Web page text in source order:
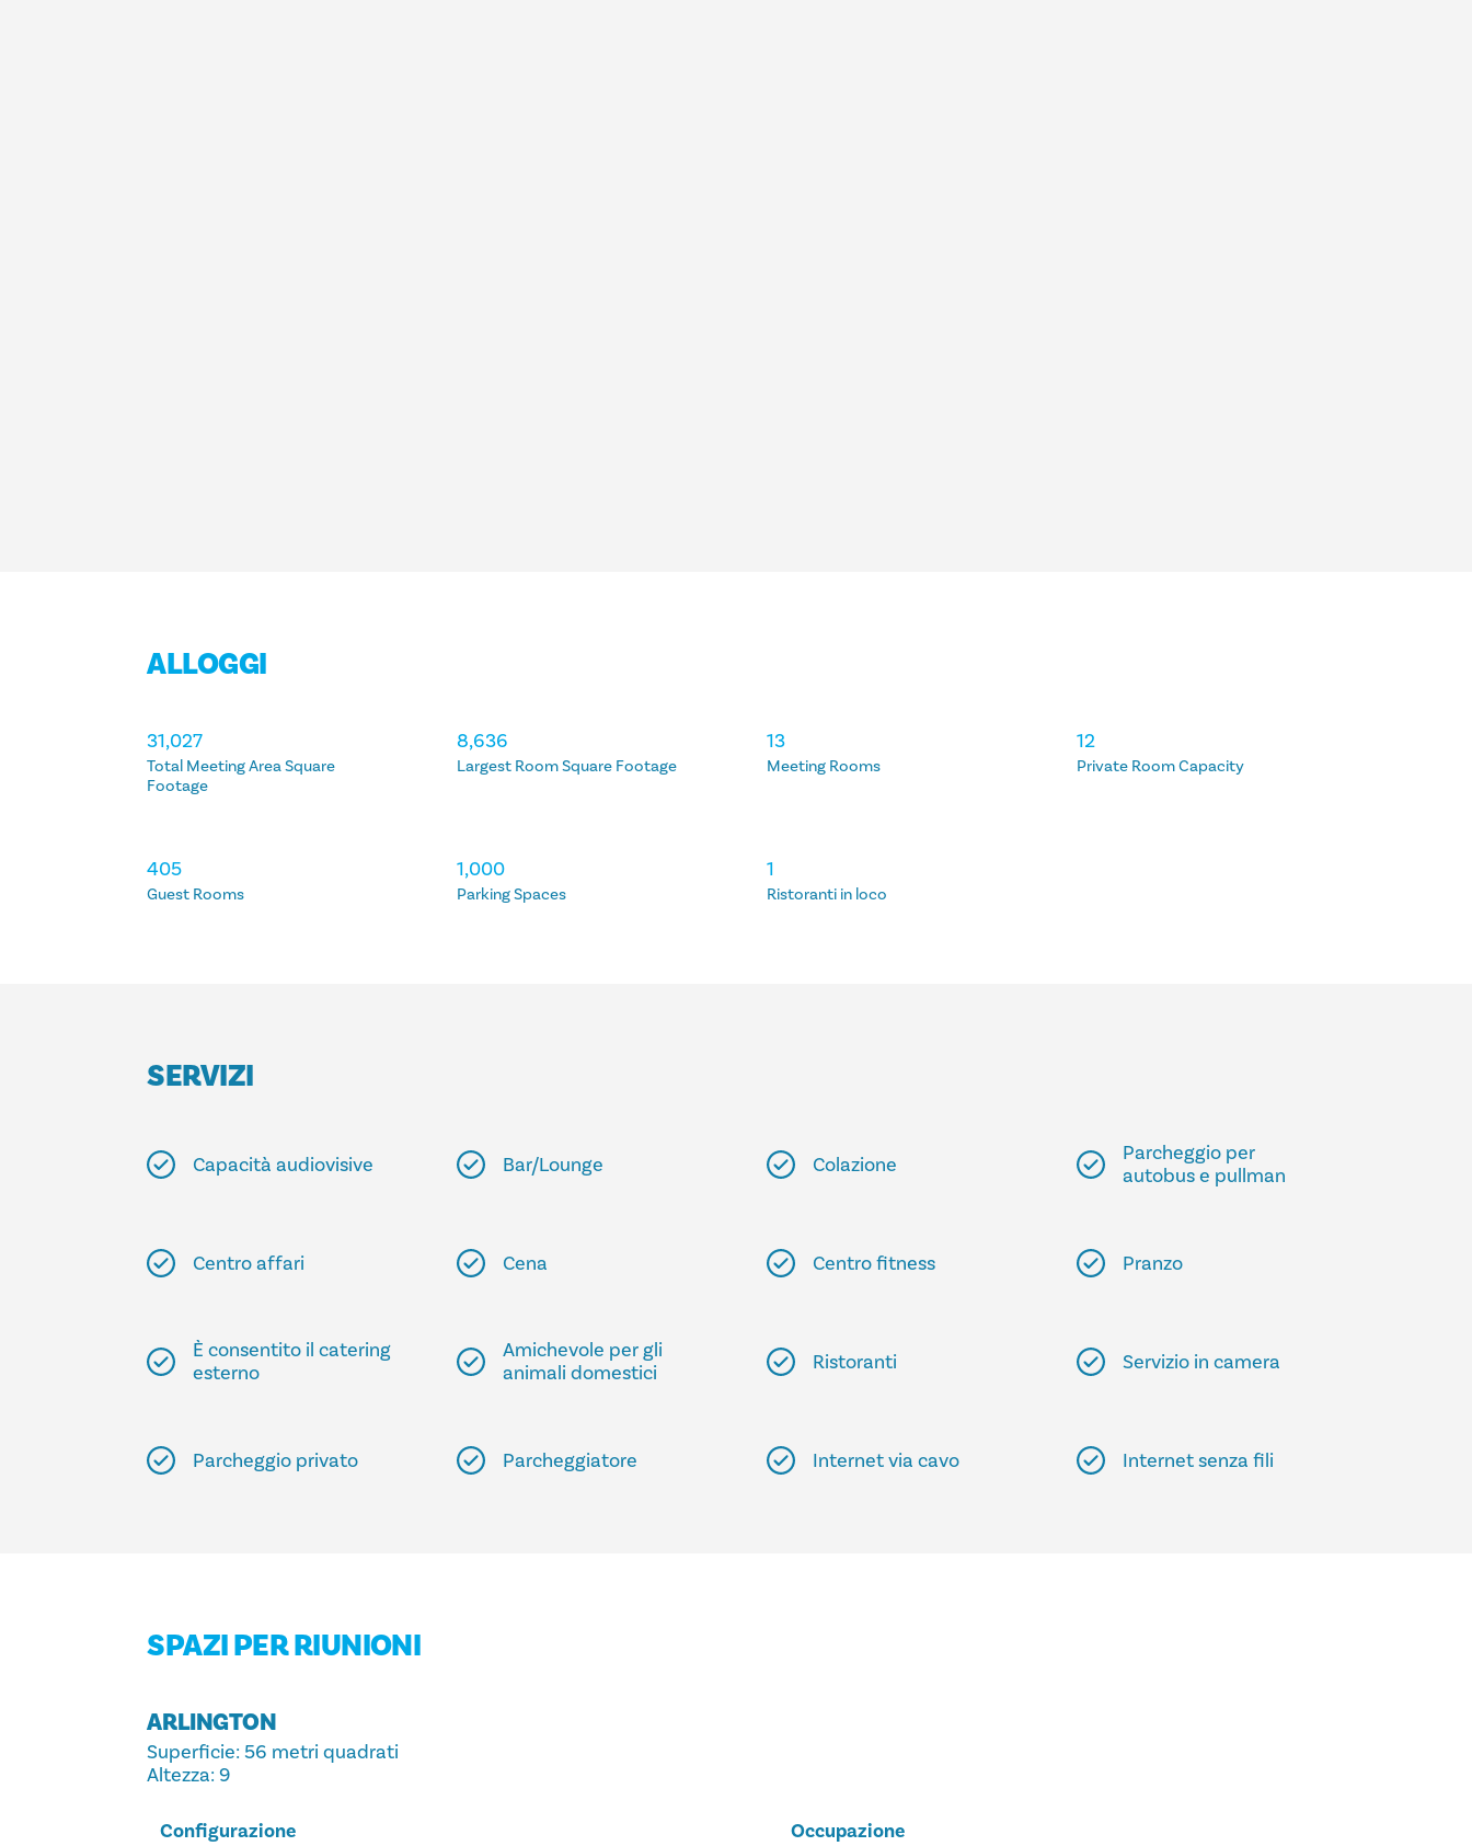
ALLOGGI
ALLOGGI
Total Meeting Area Square
Footage
31,027
Largest Room Square Footage
8,636
Meeting Rooms
13
Private Room Capacity
12
Guest Rooms
405
Parking Spaces
1,000
Ristoranti in loco
1
SERVIZI
Capacità audiovisive Bar/Lounge Colazione
Parcheggio per
autobus e pullman
Centro affari Cena Centro fitness Pranzo
È consentito il catering
esterno
Amichevole per gli
animali domestici
Ristoranti Servizio in camera
Parcheggio privato Parcheggiatore Internet via cavo Internet senza fili
SPAZI PER RIUNIONI
ARLINGTON
Superficie: 56 metri quadrati
Altezza: 9
Configurazione
Occupazione